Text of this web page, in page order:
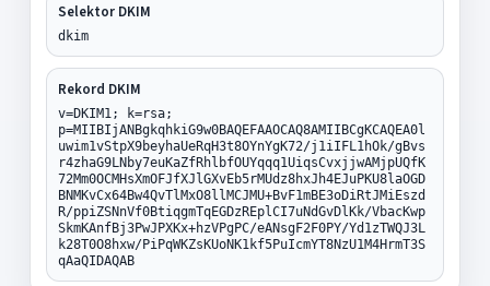
Selektor DKIM
dkim
Rekord DKIM
v=DKIM1; k=rsa;
p=MIIBIjANBgkqhkiG9w0BAQEFAAOCAQ8AMIIBCgKCAQEA0l
uwim1vStpX9beyhaUeRqH3t8OYnYgK72/j1iIFL1hOk/gBvs
r4zhaG9LNby7euKaZfRhlbfOUYqqq1UiqsCvxjjwAMjpUQfK
72Mm0OCMHsXmOFJfXJlGXvEb5rMUdz8hxJh4EJuPKU8laOGD
BNMKvCx64Bw4QvTlMxO8llMCJMU+BvF1mBE3oDiRtJMiEszd
R/ppiZSNnVf0BtiqgmTqEGDzREplCI7uNdGvDlKk/VbacKwp
SkmKAnfBj3PwJPXKx+hzVPgPC/eANsgF2F0PY/Yd1zTWQJ3L
k28T0O8hxw/PiPqWKZsKUoNK1kf5PuIcmYT8NzU1M4HrmT3S
qAaQIDAQAB